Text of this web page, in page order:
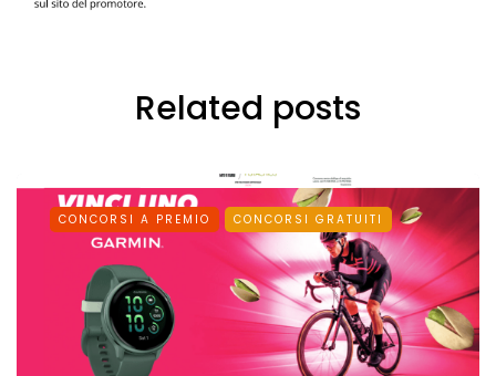
Related posts
CONCORSI A PREMIO CONCORSI GRATUITI